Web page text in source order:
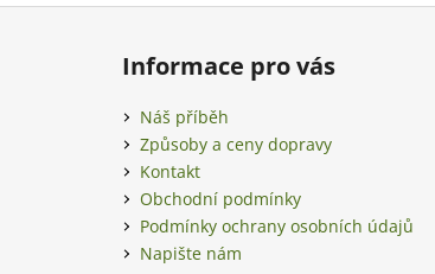
Z
Informace pro vás
Náš příběh
Způsoby a ceny dopravy
Kontakt
Obchodní podmínky
Podmínky ochrany osobních údajů
Napište nám